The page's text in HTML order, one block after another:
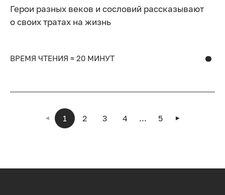
Герои разных веков и сословий рассказывают
о своих тратах на жизнь
ВРЕМЯ ЧТЕНИЯ ≈ 20 МИНУТ
1 2 3 4 ... 5